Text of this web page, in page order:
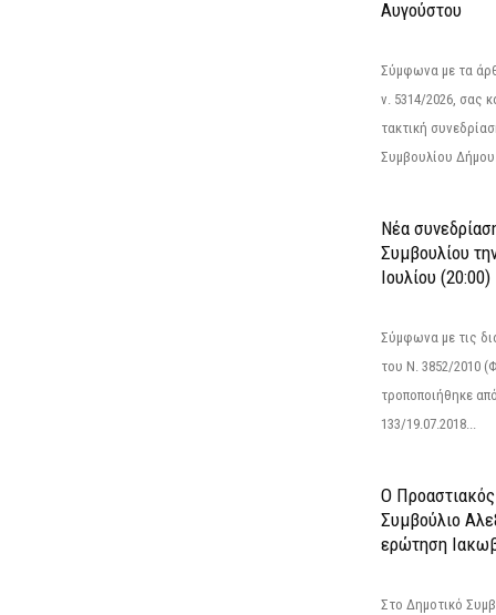
Αυγούστου
Σύμφωνα με τα
ν. 5314/2026, σας
τακτική
Συμβουλίου
Νέα
Συμβουλίου
Ιουλίου (20:00)
Σύμφωνα με τις
του Ν. 3852/2010
τροποποιήθηκε
133/19.07.2018...
Ο
Συμβούλιο
ερώτηση
Στο Δημοτικό